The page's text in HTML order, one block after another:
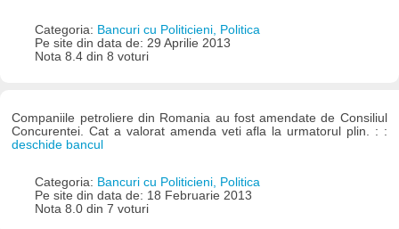
Categoria: Bancuri cu Politicieni, Politica
Pe site din data de: 29 Aprilie 2013
Nota 8.4 din 8 voturi
Companiile petroliere din Romania au fost amendate de Consiliul
Concurentei. Cat a valorat amenda veti afla la urmatorul plin. : :
deschide bancul
Categoria: Bancuri cu Politicieni, Politica
Pe site din data de: 18 Februarie 2013
Nota 8.0 din 7 voturi